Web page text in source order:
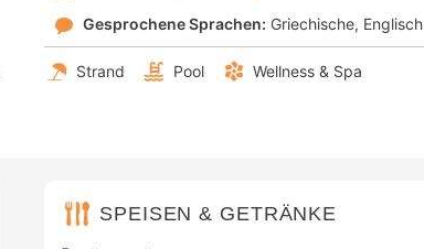
Gesprochene Sprachen: Griechische Englisch
Strand Pool Wellness & Spa
SPEISEN & GETRÄNKE